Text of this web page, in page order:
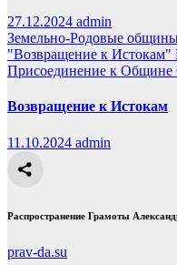
27.12.2024 admin
Земельно-Родовые
"Возвращение к Истокам"
Присоединение к
Возвращение к Истокам
11.10.2024 admin
Распространение Грамоты
prav-da.su